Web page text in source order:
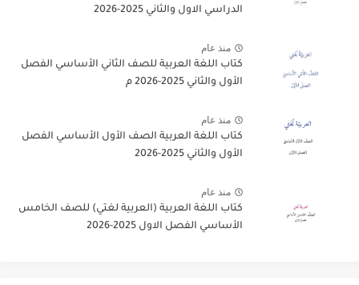
الدراسي الاول والثاني 2025-2026
منذ عام
كتاب اللغة العربية للصف الثاني الأساسي الفصل
الأول والثاني 2025-2026 م
منذ عام
كتاب اللغة العربية الصف الأول الأساسي الفصل
الأول والثاني 2025-2026
منذ عام
كتاب اللغة العربية (العربية لغتي) للصف الخامس
الأساسي الفصل الاول 2025-2026